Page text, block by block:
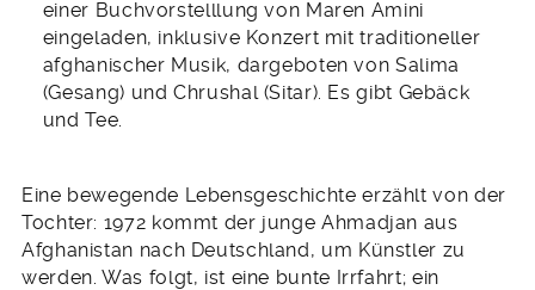
einer Buchvorstelllung von Maren Amini
eingeladen, inklusive Konzert mit traditioneller
afghanischer Musik, dargeboten von Salima
(Gesang) und Chrushal (Sitar). Es gibt Gebäck
und Tee.
Eine bewegende Lebensgeschichte erzählt von der
Tochter: 1972 kommt der junge Ahmadjan aus
Afghanistan nach Deutschland, um Künstler zu
werden. Was folgt, ist eine bunte Irrfahrt; ein